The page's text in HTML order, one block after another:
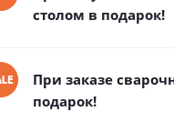
столом в подарок!
При заказе
подарок!